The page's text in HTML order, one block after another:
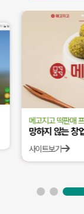
메고지고 떡판매
망하지 않는 창
사이트보기